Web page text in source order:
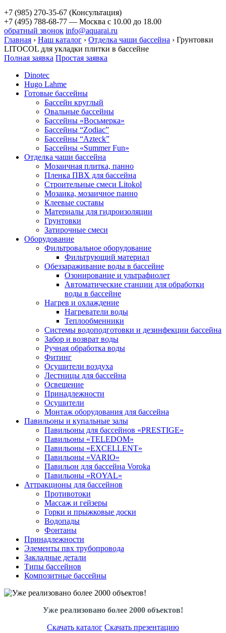
+7 (985) 270-35-67 (Консультация)
+7 (495) 788-68-77 — Москва с 10.00 до 18.00
обратный звонок info@aquarai.ru
Главная › Наш каталог › Отделка чаши бассейна › Грунтовки
LITOCOL для укладки плитки в бассейне
Полная заявка Простая заявка
Dinotec
Hugo Lahme
Готовые бассейны
Бассейн круглый
Овальные бассейны
Бассейны «Восьмерка»
Бассейны “Zodiac”
Бассейны “Azteck”
Бассейны «Summer Fun»
Отделка чаши бассейна
Мозаичная плитка, панно
Пленка ПВХ для бассейна
Строительные смеси Litokol
Мозаика, мозаичное панно
Клеевые составы
Материалы для гидроизоляции
Грунтовки
Затирочные смеси
Оборудование
Фильтровальное оборудование
Фильтрующий материал
Обеззараживание воды в бассейне
Озонирование и ультрафиолет
Автоматические станции для обработки
воды в бассейне
Нагрев и охлаждение
Нагреватели воды
Теплообменники
Системы водоподготовки и дезинфекции бассейна
Забор и возврат воды
Ручная обработка воды
Фитинг
Осушители воздуха
Лестницы для бассейна
Освещение
Принадлежности
Осушители
Монтаж оборудования для бассейна
Павильоны и купальные залы
Павильоны для бассейнов «PRESTIGE»
Павильоны «TELEDOM»
Павильоны «EXCELLENT»
Павильоны «VARIO»
Павильон для бассейна Voroka
Павильоны «ROYAL»
Аттракционы для бассейнов
Противотоки
Массаж и гейзеры
Горки и прыжковые доски
Водопады
Фонтаны
Принадлежности
Элементы пвх трубопровода
Закладные детали
Типы бассейнов
Композитные бассейны
Уже реализовано более 2000 объектов!
Скачать каталог Скачать презентацию